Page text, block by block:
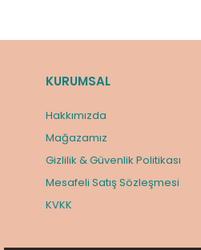
KURUMSAL
Hakkımızda
Mağazamız
Gizlilik & Güvenlik Politikası
Mesafeli Satış Sözleşmesi
KVKK